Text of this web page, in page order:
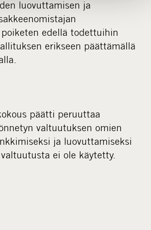
luovuttamisen ja
edellä todettuihin
erikseen päättämällä
päätti peruuttaa
valtuutuksen omien
ja luovuttamiseksi
ei ole käytetty.